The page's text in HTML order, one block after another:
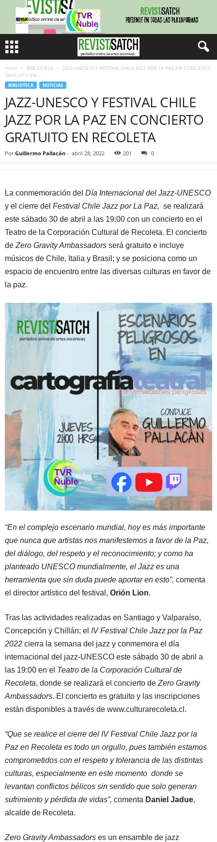
Inicio BIBLIOTECA
JAZZ-UNESCO Y FESTIVAL CHILE JAZZ POR LA PAZ EN CONCIERTO
GRATUITO EN...
BIBLIOTECA NOTICIAS
JAZZ-UNESCO Y FESTIVAL CHILE
JAZZ POR LA PAZ EN CONCIERTO
GRATUITO EN RECOLETA
Por Guillermo Pallacán - abril 28, 2022 201 0
La conmemoración del Día Internacional del Jazz-UNESCO
y el cierre del Festival Chile Jazz por La Paz, se realizará
este sábado 30 de abril a las 19:00 con un concierto en el
Teatro de la Corporación Cultural de Recoleta. El concierto
de Zero Gravity Ambassadors será gratuito e incluye
músicos de Chile, Italia y Brasil; y se posiciona como un
espacio de encuentro entre las diversas culturas en favor de
la paz.
“En el complejo escenario mundial, hoy es más importante
que nunca que artistas nos manifestemos a favor de la Paz,
del diálogo, del respeto y el reconocimiento; y como ha
planteado UNESCO mundialmente, el Jazz es una
herramienta que sin duda puede aportar en esto”, comenta
el director artístico del festival, Orión Lion.
Tras las actividades realizadas en Santiago y Valparaíso,
Concepción y Chillán; el IV Festival Chile Jazz por la Paz
2022 cierra la semana del jazz y conmemora el día
internacional del jazz-UNESCO este sábado 30 de abril a
las 19:00 en el Teatro de la Corporación Cultural de
Recoleta, donde se realizará el concierto de Zero Gravity
Ambassadors. El concierto es gratuito y las inscripciones
están disponibles a través de www.culturarecoleta.cl.
“Que se realice el cierre del IV Festival Chile Jazz por la
Paz en Recoleta es todo un orgullo, pues también estamos
comprometidos con el respeto y tolerancia de las distintas
culturas, especialmente en este momento donde se
levantan conflictos bélicos sin sentido que solo generan
sufrimiento y pérdida de vidas”, comenta Daniel Jadue,
alcalde de Recoleta.
Zero Gravity Ambassadors es un ensamble de jazz